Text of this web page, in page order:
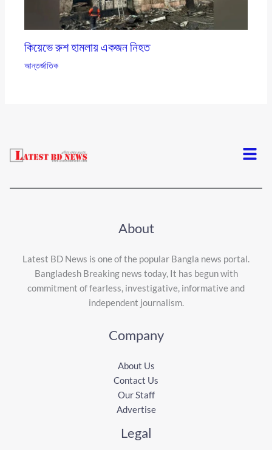
কিয়েভে রুশ হামলায় একজন নিহত
আন্তর্জাতিক
Menu
About
Latest BD News is one of the popular Bangla news portal.
Bangladesh Breaking news today, It has begun with
commitment of fearless, investigative, informative and
independent journalism.
Company
About Us
Contact Us
Our Staff
Advertise
Legal